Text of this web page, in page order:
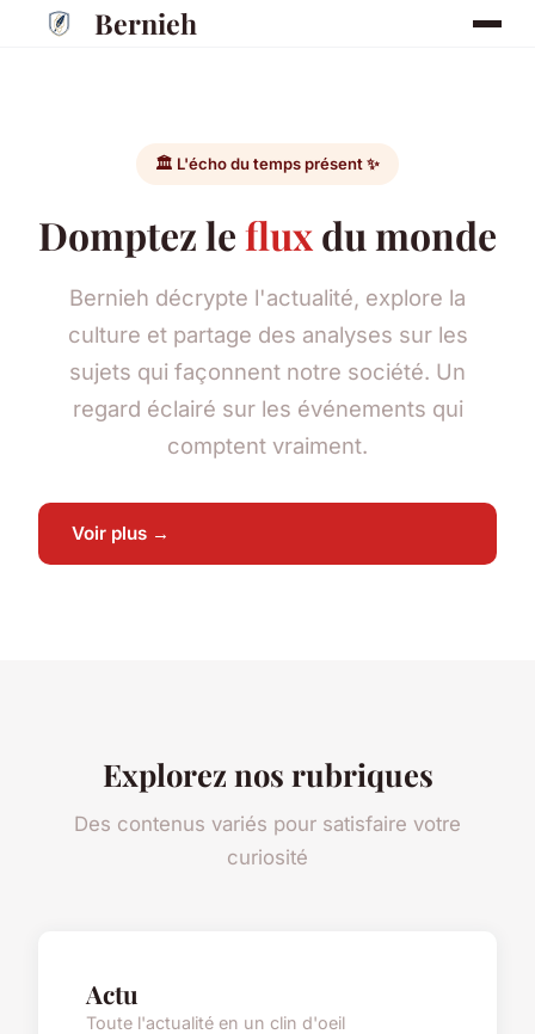
Bernieh
🏛️ L'écho du temps présent ✨
Domptez lefluxdu monde
Bernieh décrypte l'actualité, explore la
culture et partage des analyses sur les
sujets qui façonnent notre société. Un
regard éclairé sur les événements qui
comptent vraiment.
Voir plus →
Explorez nos rubriques
Des contenus variés pour satisfaire votre
curiosité
Actu
Toute l'actualité en un clin d'oeil